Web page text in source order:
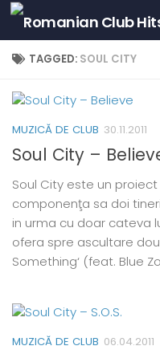
Skip to content
TAGGED: SOUL CITY
MUZICĂ DE CLUB 30.11.2011
Soul City –
Soul City este un
componenţa sa doi
in urma cu doar cateva
ofera spre ascultare
Something‘ (feat. Blue
MUZICĂ DE CLUB 06.04.2011